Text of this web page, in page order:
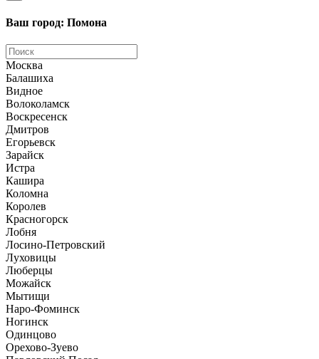
Ваш город: Помона
Москва
Балашиха
Видное
Волоколамск
Воскресенск
Дмитров
Егорьевск
Зарайск
Истра
Кашира
Коломна
Королев
Красногорск
Лобня
Лосино-Петровский
Луховицы
Люберцы
Можайск
Мытищи
Наро-Фоминск
Ногинск
Одинцово
Орехово-Зуево